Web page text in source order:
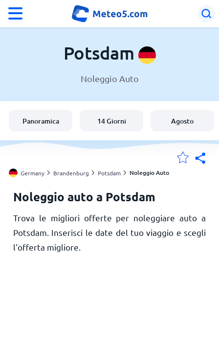
Italia
Svizzera
Le mie località
Principale
Potsdam
Noleggio Auto
Panoramica 14 Giorni Agosto
Germany Brandenburg Potsdam Noleggio Auto
Noleggio auto a Potsdam
Trova le migliori offerte per noleggiare auto a
Potsdam. Inserisci le date del tuo viaggio e scegli
l'offerta migliore.